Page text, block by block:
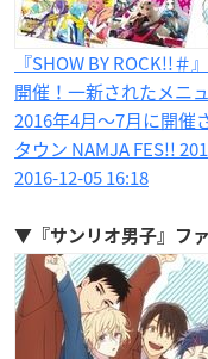
『SHOW BY ROCK!!
開催！一新されたメニ
2016年4月〜7月に開催
タウン NAMJA FES!!
2016-12-05 16:18
▼『サンリオ男子』フ